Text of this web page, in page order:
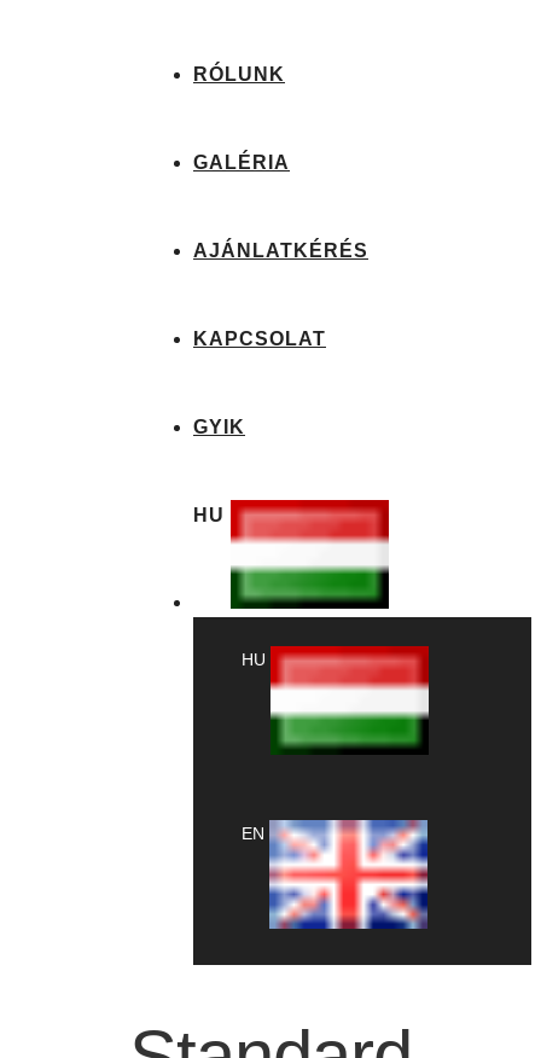
RÓLUNK
GALÉRIA
AJÁNLATKÉRÉS
KAPCSOLAT
GYIK
HU
HU
EN